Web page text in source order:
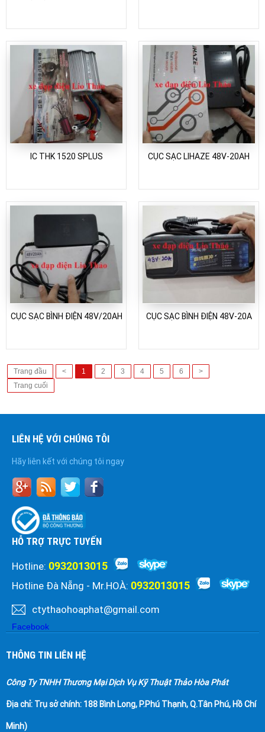
IC THK 1520 SPLUS CỤC SẠC LIHAZE 48V-20AH
CỤC SẠC BÌNH ĐIỆN 48V/20AH CỤC SẠC BÌNH ĐIỆN 48V-20A
Trang đầu < 1 2 3 4 5 6
>
Trang cuối
LIÊN HỆ VỚI CHÚNG TÔI
Hãy liên kết với chúng tôi ngay
HỖ TRỢ TRỰC TUYẾN
Hotline: 0932013015
Hotline Đà Nẵng - Mr.HOÀ: 0932013015
ctythaohoaphat@gmail.com
Facebook
THÔNG TIN LIÊN HỆ
Công Ty TNHH Thương Mại Dịch Vụ Kỹ Thuật Thảo Hòa Phát
Địa chỉ: Trụ sở chính: 188 Bình Long, P.Phú Thạnh, Q.Tân Phú, Hồ Chí
Minh)